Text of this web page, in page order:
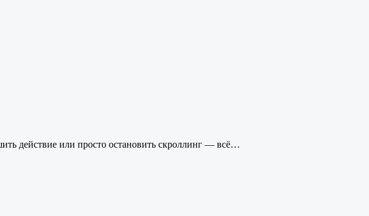
действие или просто остановить скроллинг — всё…